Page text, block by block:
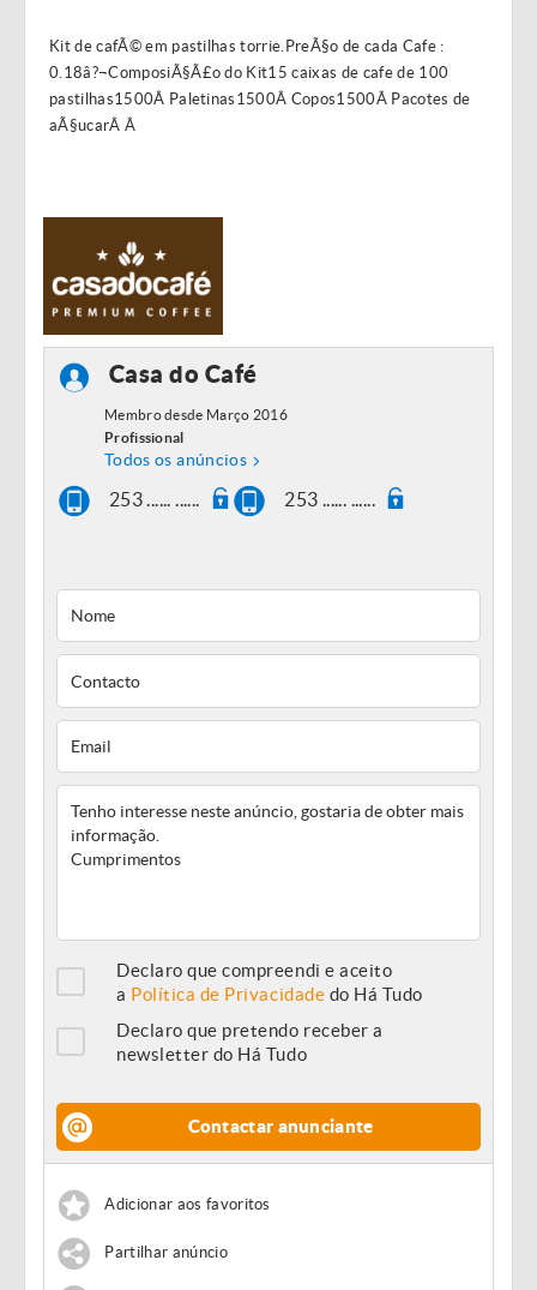
Kit de cafÃ© em pastilhas torrie.PreÃ§o de cada Cafe :
0.18â?¬ComposiÃ§Ã£o do Kit15 caixas de cafe de 100
pastilhas1500Â Paletinas1500Â Copos1500Â Pacotes de
aÃ§ucarÂ Â
Casa do Café
Membro desde Março 2016
Profissional
Todos os anúncios
253 ...... ...... 253 ...... ......
Declaro que compreendi e aceito
a Política de Privacidade do Há Tudo
Declaro que pretendo receber a
newsletter do Há Tudo
Contactar anunciante
Adicionar aos favoritos
Partilhar anúncio